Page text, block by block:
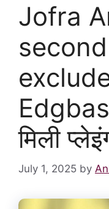
Jofra
मिली
July 1, 2025 by